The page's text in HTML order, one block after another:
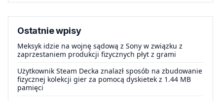
Ostatnie wpisy
Meksyk idzie na wojnę sądową z Sony w związku z
zaprzestaniem produkcji fizycznych płyt z grami
Użytkownik Steam Decka znalazł sposób na zbudowanie
fizycznej kolekcji gier za pomocą dyskietek z 1.44 MB
pamięci